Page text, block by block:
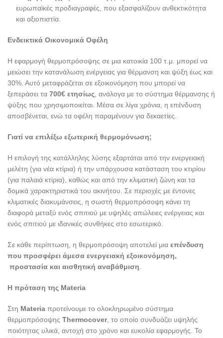
ευρωπαϊκές προδιαγραφές, που εξασφαλίζουν ανθεκτικότητα
και αξιοπιστία.
Ενδεικτικά Οικονομικά Οφέλη
Η εφαρμογή θερμοπρόσοψης σε μια κατοικία 100 τ.μ. μπορεί να
μειώσει την κατανάλωση ενέργειας για θέρμανση και ψύξη έως και
30%. Αυτό μεταφράζεται σε εξοικονόμηση που μπορεί να
ξεπεράσει τα 700€ ετησίως , ανάλογα με το σύστημα θέρμανσης ή
ψύξης που χρησιμοποιείται. Μέσα σε λίγα χρόνια, η επένδυση
αποσβένεται, ενώ τα οφέλη παραμένουν για δεκαετίες.
Γιατί να επιλέξω εξωτερική θερμομόνωση;
Η επιλογή της κατάλληλης λύσης εξαρτάται από την ενεργειακή
μελέτη (για νέα κτίρια) ή την υπάρχουσα κατάσταση του κτιρίου
(για παλαιά κτίρια), καθώς και από την κλιματική ζώνη και τα
δομικά χαρακτηριστικά του ακινήτου. Σε περιοχές με έντονες
κλιματικές διακυμάνσεις, η σωστή θερμοπρόσοψη κάνει τη
διαφορά μεταξύ ενός σπιτιού με υψηλές απώλειες ενέργειας και
ενός σπιτιού με ιδανικές συνθήκες στο εσωτερικό.
Σε κάθε περίπτωση, η θερμοπρόσοψη αποτελεί μια επένδυση
που προσφέρει άμεσα ενεργειακή εξοικονόμηση,
προστασία και αισθητική αναβάθμιση
Η πρόταση της Materia
Στη Materia προτείνουμε το ολοκληρωμένο σύστημα
θερμοπρόσοψης Thermocover, το οποίο συνδυάζει υψηλής
ποιότητας υλικά, αντοχή στο χρόνο και ευκολία εφαρμογής. Το